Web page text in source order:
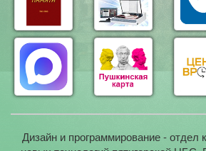
Дизайн и программирование - отдел